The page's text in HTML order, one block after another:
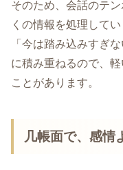
そのため、会話のテ
くの情報を処理して
「今は踏み込みすぎ
に積み重ねるので、
ことがあります。
几帳面で、感情